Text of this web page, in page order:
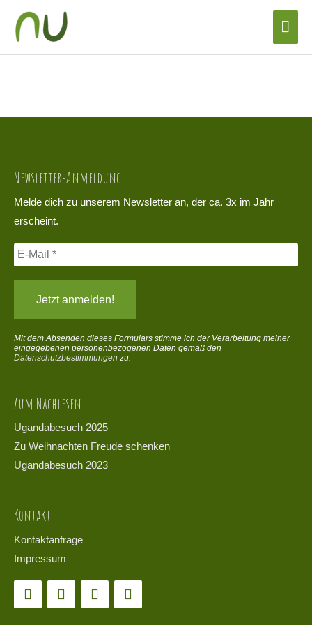
Inhalt
_DSC9208
Newsletter-Anmeldung
Melde dich zu unserem Newsletter an, der ca. 3x im Jahr
erscheint.
Mit dem Absenden dieses Formulars stimme ich der Verarbeitung meiner
eingegebenen personenbezogenen Daten gemäß den
Datenschutzbestimmungen zu.
Zum Nachlesen
Ugandabesuch 2025
Zu Weihnachten Freude schenken
Ugandabesuch 2023
Kontakt
Kontaktanfrage
Impressum